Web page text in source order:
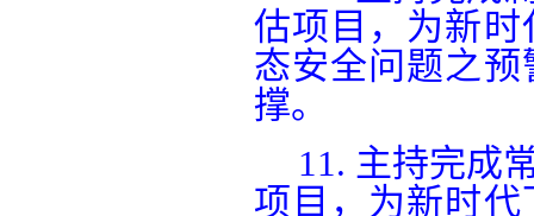
估项目，为新
态安全问题之
撑。
11. 主持完成
项目，为新时